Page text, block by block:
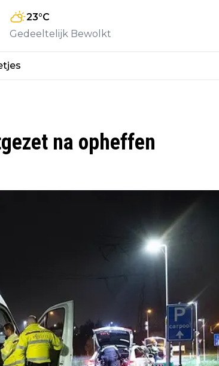
23°C
Gedeeltelijk Bewolkt
na opheffen